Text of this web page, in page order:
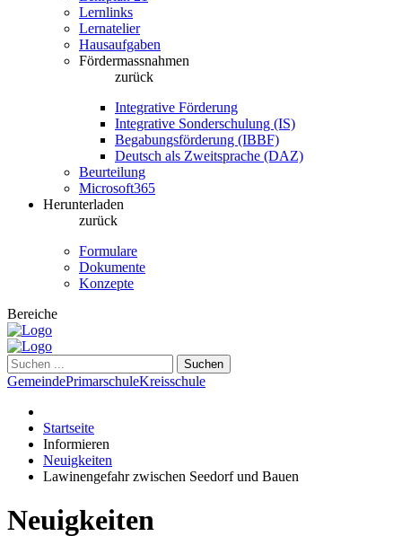
Lernlinks
Lernatelier
Hausaufgaben
Fördermassnahmen
zurück
Integrative Förderung
Integrative Sonderschulung (IS)
Begabungsförderung (IBBF)
Deutsch als Zweitsprache (DAZ)
Beurteilung
Microsoft365
Herunterladen
zurück
Formulare
Dokumente
Konzepte
Bereiche
Suchen
GemeindePrimarschuleKreisschule
Startseite
Informieren
Neuigkeiten
Lawinengefahr zwischen Seedorf und Bauen
Neuigkeiten